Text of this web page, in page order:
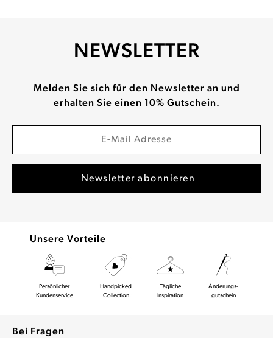
NEWSLETTER
Melden Sie sich für den Newsletter an und
erhalten Sie einen 10% Gutschein.
Unsere Vorteile
Persönlicher
Kundenservice
Handpicked
Collection
Tägliche
Inspiration
Änderungs-
gutschein
Bei Fragen